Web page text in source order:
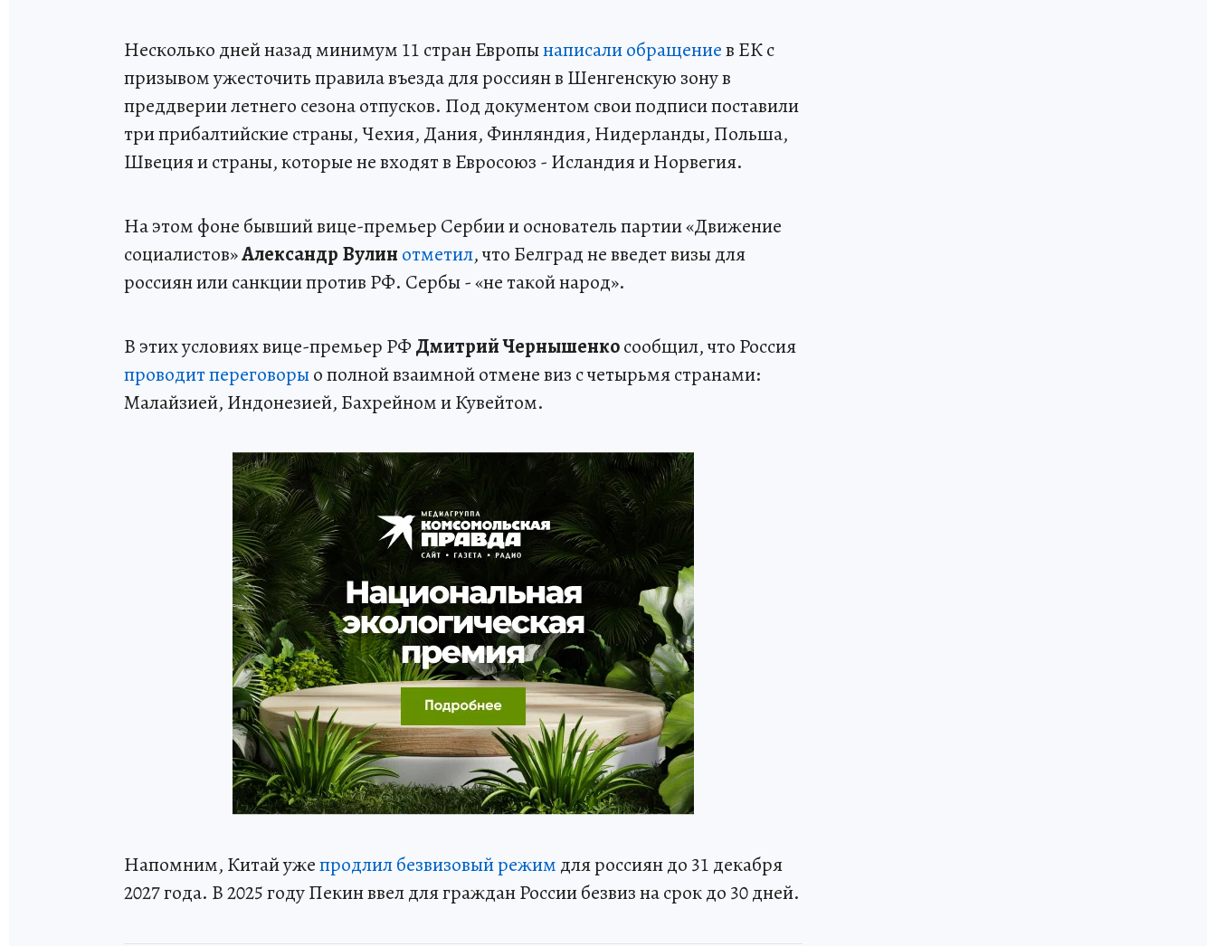
Несколько дней назад минимум 11 стран Европынаписали обращениев ЕК с
призывом ужесточить правила въезда для россиян в Шенгенскую зону в
преддверии летнего сезона отпусков. Под документом свои подписи поставили
три прибалтийские страны, Чехия, Дания, Финляндия, Нидерланды, Польша,
Швеция и страны, которые не входят в Евросоюз - Исландия и Норвегия.
На этом фоне бывший вице-премьер Сербии и основатель партии «Движение
социалистов»Александр Вулин отметил, что Белград не введет визы для
россиян или санкции против РФ. Сербы - «не такой народ».
В этих условиях вице-премьер РФДмитрий Чернышенкосообщил, что Россия
проводит переговорыо полной взаимной отмене виз с четырьмя странами:
Малайзией, Индонезией, Бахрейном и Кувейтом.
Напомним, Китай ужепродлил безвизовый режим для россиян до 31 декабря
2027 года. В 2025 году Пекин ввел для граждан России безвиз на срок до 30 дней.